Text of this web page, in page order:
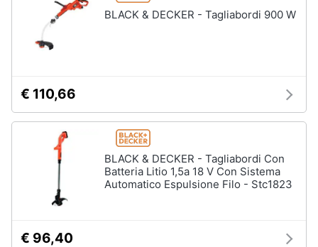
BLACK & DECKER - Tagliabordi 900 W
€ 110,66
BLACK & DECKER - Tagliabordi Con
Batteria Litio 1,5a 18 V Con Sistema
Automatico Espulsione Filo - Stc1823
€ 96,40